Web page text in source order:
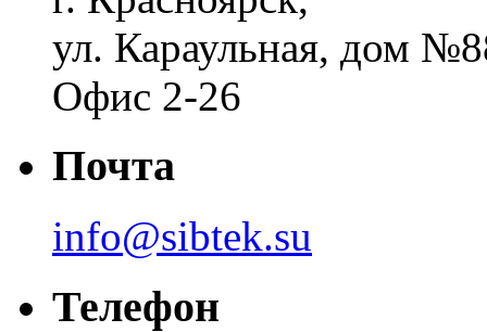
ул. Караульная, дом
Офис 2-26
Почта
info@sibtek.su
Телефон